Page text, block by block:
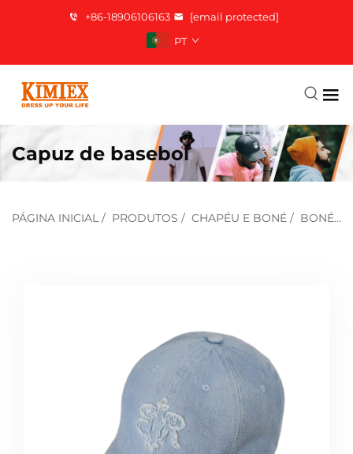
+86-18906106163
[email protected]
PT
Capuz de basebol
PÁGINA INICIAL / PRODUTOS / CHAPÉU E BONÉ / BONÉ DE BEISEBOL